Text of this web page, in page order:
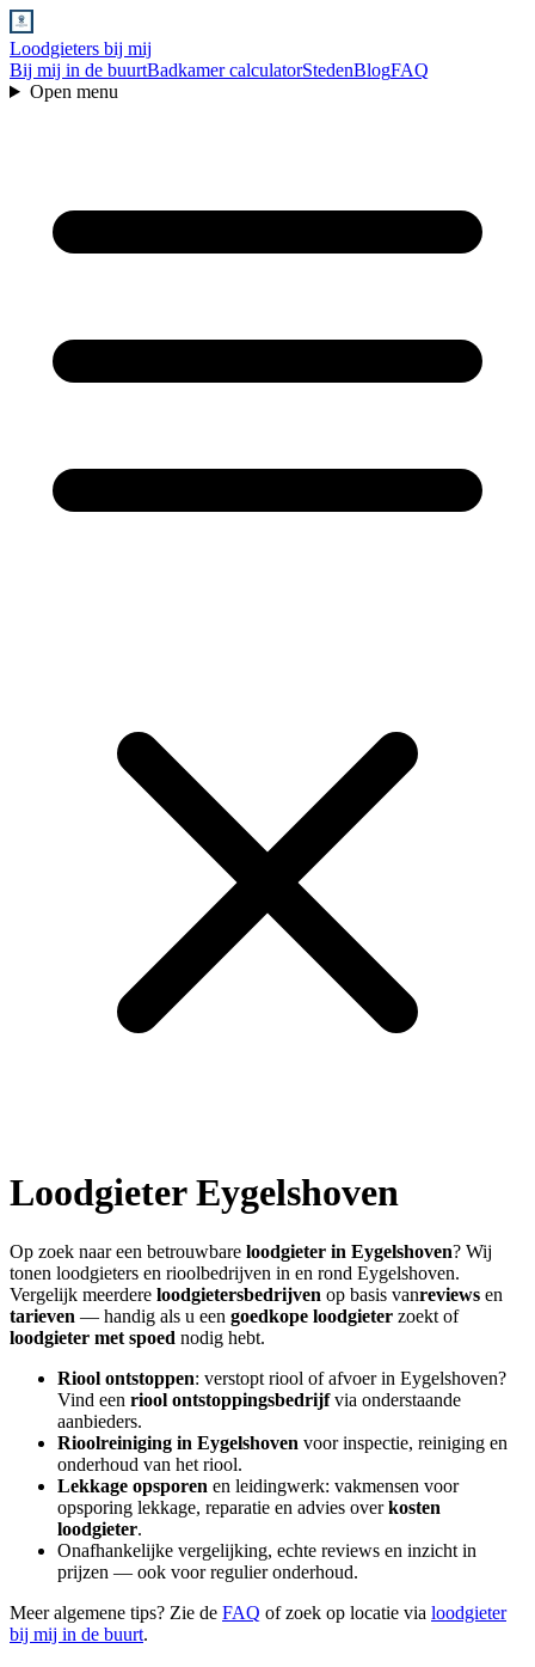
Loodgieters bij mij
Bij mij in de buurtBadkamer calculatorStedenBlogFAQ
Open menu
LoodgieterEygelshoven
Op zoek naar een betrouwbare loodgieter in Eygelshoven? Wij
tonen loodgieters en rioolbedrijven in en rond Eygelshoven.
Vergelijk meerdere loodgietersbedrijven op basis vanreviews en
tarieven — handig als u een goedkope loodgieter zoekt of
loodgieter met spoed nodig hebt.
Riool ontstoppen: verstopt riool of afvoer in Eygelshoven?
Vind een riool ontstoppingsbedrijfvia onderstaande
aanbieders.
Rioolreiniging in Eygelshoven voor inspectie, reiniging en
onderhoud van het riool.
Lekkage opsporen en leidingwerk: vakmensen voor
opsporing lekkage, reparatie en advies overkosten
loodgieter.
Onafhankelijke vergelijking, echte reviews en inzicht in
prijzen — ook voor regulier onderhoud.
Meer algemene tips? Zie de FAQ of zoek op locatie via loodgieter
bij mij in de buurt.